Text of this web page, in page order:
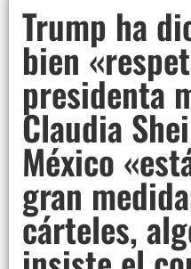
Trump ha
bien
presidenta
Claudia
México
gran
cárteles,